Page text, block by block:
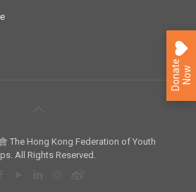
The Hong Kong Federation of Youth
All Rights Reserved.
D
o
n
at
e
N
ow